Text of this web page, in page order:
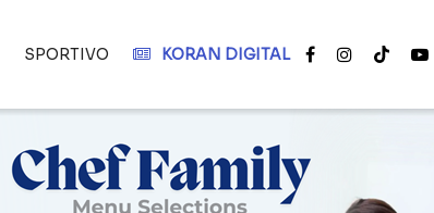
SPORTIVO KORAN DIGITAL